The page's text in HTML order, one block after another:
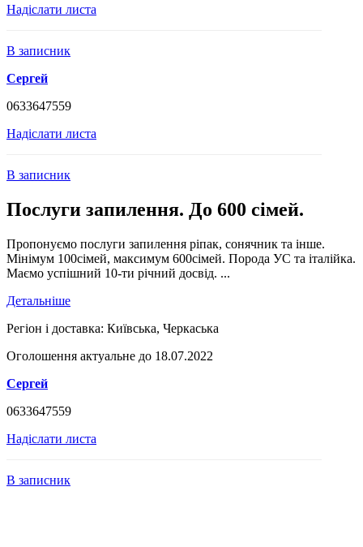
Надіслати листа
В записник
Сергей
0633647559
Надіслати листа
В записник
Послуги запилення. До 600 сімей.
Пропонуємо послуги запилення ріпак, сонячник та інше.
Мінімум 100сімей, максимум 600сімей. Порода УС та італійка.
Маємо успішний 10-ти річний досвід. ...
Детальніше
Регіон і доставка: Київська, Черкаська
Оголошення актуальне до 18.07.2022
Сергей
0633647559
Надіслати листа
В записник